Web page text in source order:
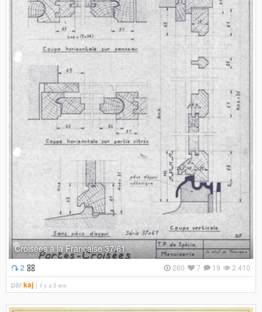
Croisées à la Française 37/61
2 2 410
19
7
260
parkaj il y a 5 ans